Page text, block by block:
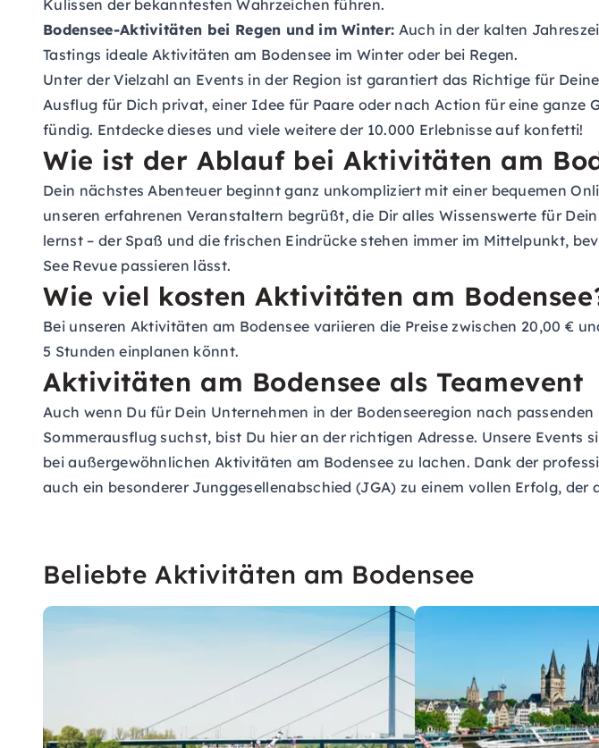
Kulissen der bekanntesten Wahrzeichen führen.
Bodensee-Aktivitäten bei Regen und im Winter: Auch in der kalten
Tastings ideale Aktivitäten am Bodensee im Winter oder bei Regen.
Unter der Vielzahl an Events in der Region ist garantiert das Richtige für
Ausflug für Dich privat, einer Idee für Paare oder nach Action für eine ganze
fündig. Entdecke dieses und viele weitere der 10.000 Erlebnisse auf konfetti!
Wie ist der Ablauf bei Aktivitäten am
Dein nächstes Abenteuer beginnt ganz unkompliziert mit einer bequemen
unseren erfahrenen Veranstaltern begrüßt, die Dir alles Wissenswerte für
lernst – der Spaß und die frischen Eindrücke stehen immer im Mittelpunkt,
See Revue passieren lässt.
Wie viel kosten Aktivitäten am
Bei unseren Aktivitäten am Bodensee variieren die Preise zwischen 20,00 €
5 Stunden einplanen könnt.
Aktivitäten am Bodensee als Teamevent
Auch wenn Du für Dein Unternehmen in der Bodenseeregion nach
Sommerausflug suchst, bist Du hier an der richtigen Adresse. Unsere
bei außergewöhnlichen Aktivitäten am Bodensee zu lachen. Dank der
auch ein besonderer Junggesellenabschied (JGA) zu einem vollen Erfolg,
Beliebte Aktivitäten am Bodensee